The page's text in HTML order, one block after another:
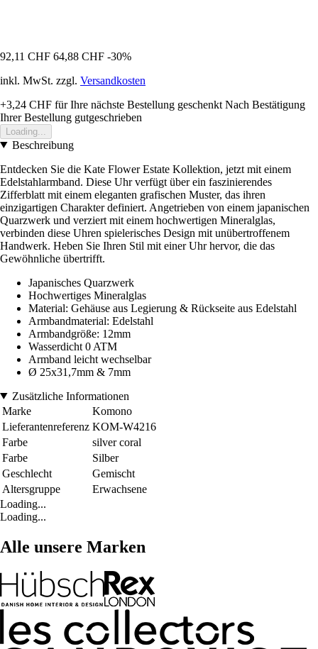
92,11 CHF 64,88 CHF -30%
inkl. MwSt. zzgl. Versandkosten
+3,24 CHF für Ihre nächste Bestellung geschenkt Nach Bestätigung
Ihrer Bestellung gutgeschrieben
Loading...
Beschreibung
Entdecken Sie die Kate Flower Estate Kollektion, jetzt mit einem
Edelstahlarmband. Diese Uhr verfügt über ein faszinierendes
Zifferblatt mit einem eleganten grafischen Muster, das ihren
einzigartigen Charakter definiert. Angetrieben von einem japanischen
Quarzwerk und verziert mit einem hochwertigen Mineralglas,
verbinden diese Uhren spielerisches Design mit unübertroffenem
Handwerk. Heben Sie Ihren Stil mit einer Uhr hervor, die das
Gewöhnliche übertrifft.
Japanisches Quarzwerk
Hochwertiges Mineralglas
Material: Gehäuse aus Legierung & Rückseite aus Edelstahl
Armbandmaterial: Edelstahl
Armbandgröße: 12mm
Wasserdicht 0 ATM
Armband leicht wechselbar
Ø 25x31,7mm & 7mm
Zusätzliche Informationen
Marke
Komono
Lieferantenreferenz KOM-W4216
Farbe
silver coral
Farbe
Silber
Geschlecht
Gemischt
Altersgruppe
Erwachsene
Loading...
Loading...
Alle unsere Marken